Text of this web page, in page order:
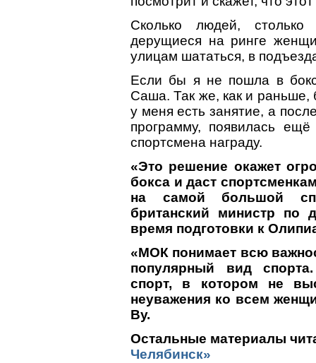
Сколько людей,
дерущиеся на ринге
улицам шататься, в
Если бы я не пошла в
Саша. Так же, как и раньше,
у меня есть занятие, а
программу, появилась
спортсмена награду.
«Это решение окажет
бокса и даст
на самой большой
британский министр по
время подготовки к
«МОК понимает всю
популярный вид
спорт, в котором не
неуважения ко всем
Ву.
Остальные материалы
Челябинск»